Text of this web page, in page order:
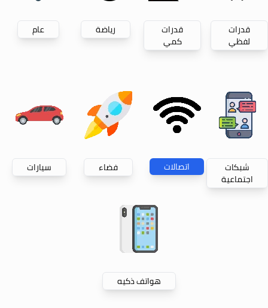
قدرات
لفظي
قدرات
كمي
رياضة عام
شبكات
اجتماعية
اتصالات فضاء سيارات
هواتف ذكيه